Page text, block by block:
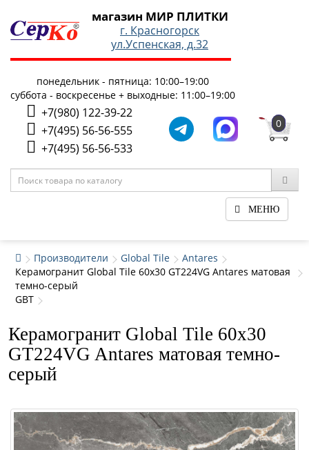
магазин МИР ПЛИТКИ
г. Красногорск
ул.Успенская, д.32
понедельник - пятница: 10:00–19:00
суббота - воскресенье + выходные: 11:00–19:00
+7(980) 122-39-22
+7(495) 56-56-555
+7(495) 56-56-533
0
МЕНЮ
Производители Global Tile
Antares
Керамогранит Global Tile 60x30 GT224VG Antares матовая
темно-серый
GBT
Керамогранит Global Tile 60x30
GT224VG Antares матовая темно-
серый